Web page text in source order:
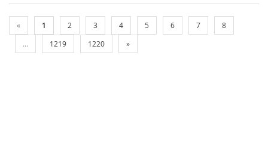
« 1 2 3 4 5 6 7
8
...
1219 1220 »